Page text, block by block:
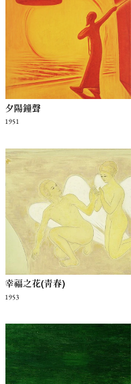
夕陽鐘聲
1951
幸福之花(青春)
1953